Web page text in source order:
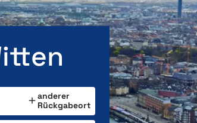
anderer
Rückgabeort